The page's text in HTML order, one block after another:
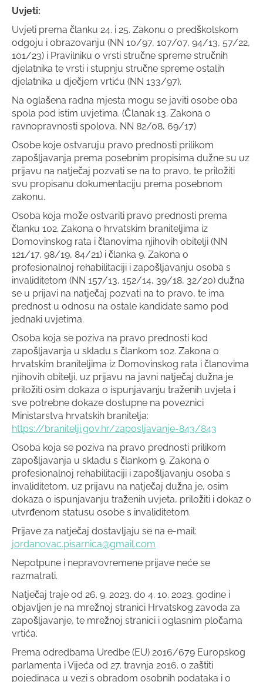
Uvjeti:
Uvjeti prema članku 24. i 25. Zakonu o predškolskom
odgoju i obrazovanju (NN 10/97, 107/07, 94/13, 57/22,
101/23) i Pravilniku o vrsti stručne spreme stručnih
djelatnika te vrsti i stupnju stručne spreme ostalih
djelatnika u dječjem vrtiću (NN 133/97).
Na oglašena radna mjesta mogu se javiti osobe oba
spola pod istim uvjetima. (Članak 13. Zakona o
ravnopravnosti spolova, NN 82/08, 69/17)
Osobe koje ostvaruju pravo prednosti prilikom
zapošljavanja prema posebnim propisima dužne su uz
prijavu na natječaj pozvati se na to pravo, te priložiti
svu propisanu dokumentaciju prema posebnom
zakonu.
Osoba koja može ostvariti pravo prednosti prema
članku 102. Zakona o hrvatskim braniteljima iz
Domovinskog rata i članovima njihovih obitelji (NN
121/17, 98/19, 84/21) i članka 9. Zakona o
profesionalnoj rehabilitaciji i zapošljavanju osoba s
invaliditetom (NN 157/13, 152/14, 39/18, 32/20) dužna
se u prijavi na natječaj pozvati na to pravo, te ima
prednost u odnosu na ostale kandidate samo pod
jednaki uvjetima.
Osoba koja se poziva na pravo prednosti kod
zapošljavanja u skladu s člankom 102. Zakona o
hrvatskim braniteljima iz Domovinskog rata i članovima
njihovih obitelji, uz prijavu na javni natječaj dužna je
priložiti osim dokaza o ispunjavanju traženih uvjeta i
sve potrebne dokaze dostupne na poveznici
Ministarstva hrvatskih branitelja:
https://branitelji.gov.hr/zaposljavanje-843/843
Osoba koja se poziva na pravo prednosti prilikom
zapošljavanja u skladu s člankom 9. Zakona o
profesionalnoj rehabilitaciji i zapošljavanju osoba s
invaliditetom, uz prijavu na natječaj dužna je, osim
dokaza o ispunjavanju traženih uvjeta, priložiti i dokaz o
utvrđenom statusu osobe s invaliditetom.
Prijave za natječaj dostavljaju se na e-mail:
jordanovac.pisarnica@gmail.com
Nepotpune i nepravovremene prijave neće se
razmatrati.
Natječaj traje od 26. 9. 2023. do 4. 10. 2023. godine i
objavljen je na mrežnoj stranici Hrvatskog zavoda za
zapošljavanje, te mrežnoj stranici i oglasnim pločama
vrtića.
Prema odredbama Uredbe (EU) 2016/679 Europskog
parlamenta i Vijeća od 27. travnja 2016. o zaštiti
pojedinaca u vezi s obradom osobnih podataka i o